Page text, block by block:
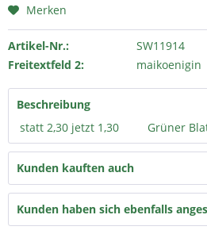
Merken
Artikel-Nr.:
SW11914
Freitextfeld 2:
maikoenigin
Beschreibung
statt 2,30 jetzt 1,30 Grüner
Kunden kauften auch
Kunden haben sich ebenfalls